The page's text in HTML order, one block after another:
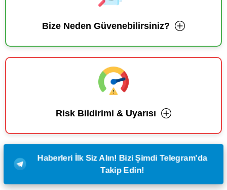
Bize Neden Güvenebilirsiniz?
Risk Bildirimi & Uyarısı
Haberleri İlk Siz Alın! Bizi Şimdi Telegram'da
Takip Edin!